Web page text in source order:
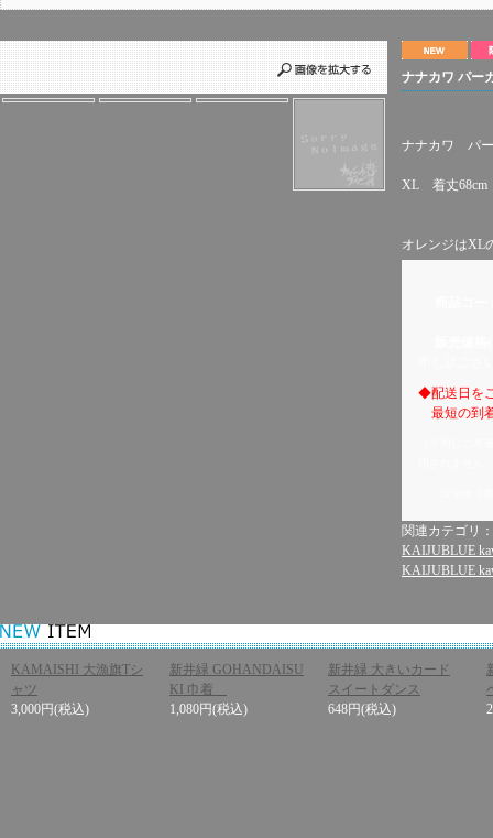
ナナカワ パー
ナナカワ パ
XL 着丈68cm
オレンジはXL
◆配送日を
最短の到
関連カテゴリ：
KAIJUBLUE
KAIJUBLUE
KAMAISHI 大漁旗Tシ
ャツ
3,000円(税込)
新井緑 GOHANDAISU
KI 巾着
1,080円(税込)
新井緑 大きいカード
スイートダンス
648円(税込)